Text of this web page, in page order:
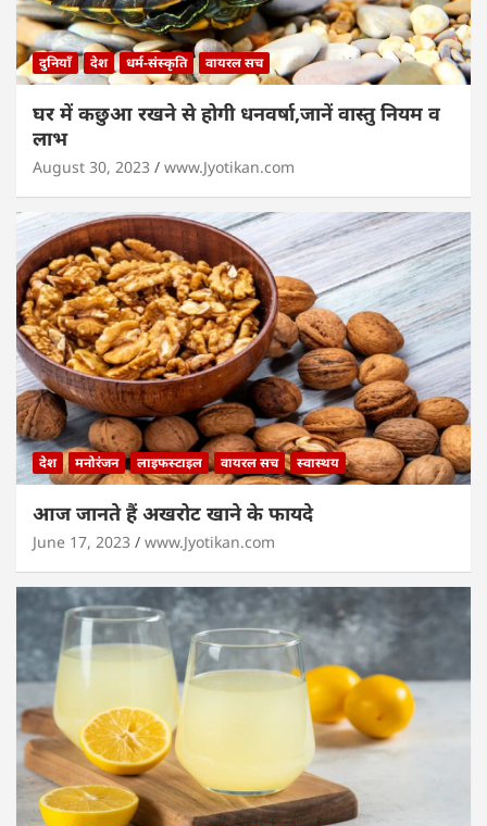
दुनियाँ देश धर्म-संस्कृति वायरल सच
घर में कछुआ रखने से होगी धनवर्षा,जानें वास्तु नियम व
लाभ
August 30, 2023 www.Jyotikan.com
देश मनोरंजन लाइफस्टाइल वायरल सच स्वास्थय
आज जानते हैं अखरोट खाने के फायदे
June 17, 2023 www.Jyotikan.com